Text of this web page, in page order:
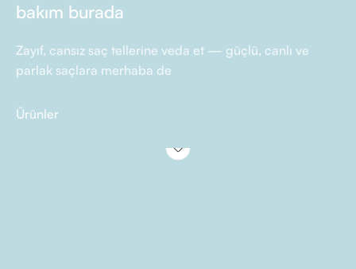
bakım burada
Zayıf, cansız saç tellerine veda et — güçlü, canlı ve
parlak saçlara merhaba de
Ürünler